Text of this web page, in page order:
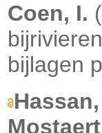
Coen, I.
bijlagen